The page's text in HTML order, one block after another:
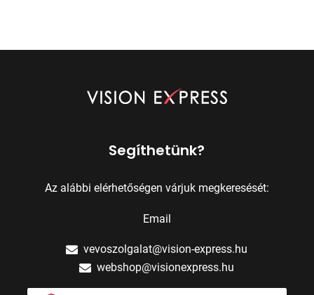
Segíthetünk?
Az alábbi elérhetőségen várjuk megkeresését:
Email
vevoszolgalat@vision-express.hu
webshop@visionexpress.hu